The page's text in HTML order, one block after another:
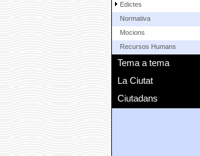
Edictes
Normativa
Mocions
Recursos Humans
Tema a tema
La Ciutat
Ciutadans